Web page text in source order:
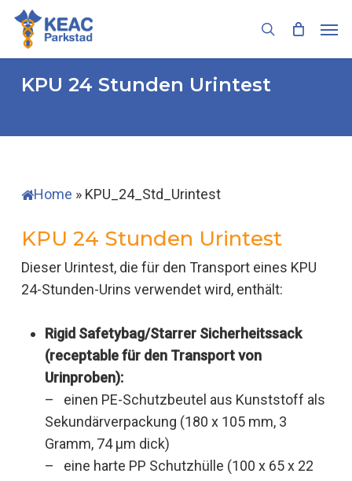
Skip
main
content
search
KPU 24 Stunden Urintest
Home » KPU_24_Std_Urintest
KPU 24 Stunden Urintest
Dieser Urintest, die für den Transport eines KPU
24-Stunden-Urins verwendet wird, enthält:
Rigid Safetybag/Starrer Sicherheitssack
(receptable für den Transport von
Urinproben):
– einen PE-Schutzbeutel aus Kunststoff als
Sekundärverpackung (180 x 105 mm, 3
Gramm, 74 µm dick)
– eine harte PP Schutzhülle (100 x 65 x 22